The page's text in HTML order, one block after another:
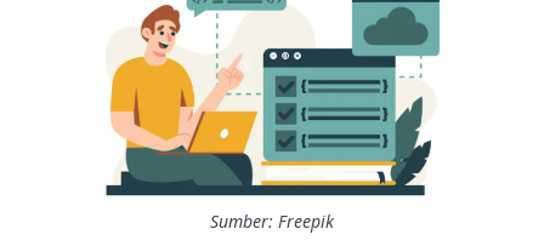
Sumber: Freepik